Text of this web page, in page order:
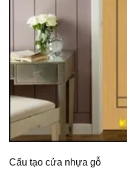
Cấu tạo cửa nhựa gỗ